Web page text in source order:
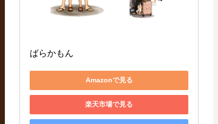
ばらかもん
Amazonで見る
楽天市場で見る